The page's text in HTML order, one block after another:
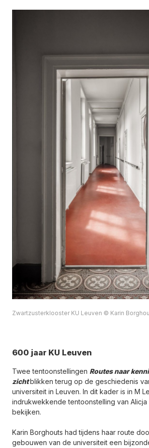
Zwartzusterklooster KU Leuven © Karin
600 jaar KU Leuven
Twee tentoonstellingen Routes naar
zichtblikken terug op de geschiedenis
universiteit in Leuven. In dit kader is in M
indrukwekkende tentoonstelling van Alicja
bekijken.
Karin Borghouts had tijdens haar route
gebouwen van de universiteit een